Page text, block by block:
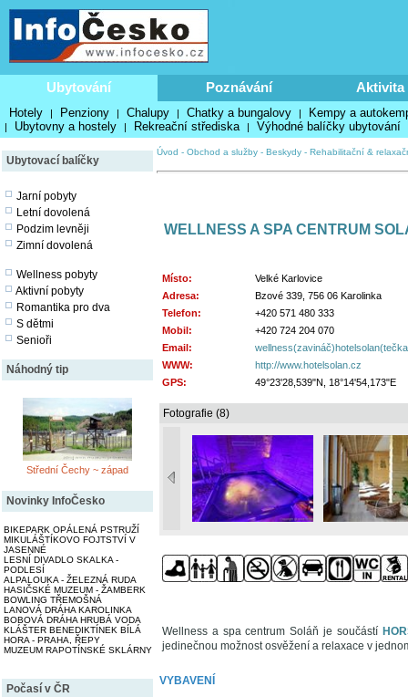
Ubytování Poznávání Aktivita
Hotely | Penziony | Chalupy | Chatky a bungalovy | Kempy a
| Ubytovny a hostely | Rekreační střediska | Výhodné balíčky ubytování
Ubytovací balíčky
Jarní pobyty
Letní dovolená
Podzim levněji
Zimní dovolená
Wellness pobyty
Aktivní pobyty
Romantika pro dva
S dětmi
Senioři
Náhodný tip
Střední Čechy ~ západ
Novinky InfoČesko
BIKEPARK OPÁLENÁ PSTRUŽÍ
MIKULÁŠTÍKOVO FOJTSTVÍ V
JASENNÉ
LESNÍ DIVADLO SKALKA -
PODLESÍ
ALPALOUKA - ŽELEZNÁ RUDA
HASIČSKÉ MUZEUM - ŽAMBERK
BOWLING TŘEMOŠNÁ
LANOVÁ DRÁHA KAROLINKA
BOBOVÁ DRÁHA HRUBÁ VODA
KLÁŠTER BENEDIKTÍNEK BÍLÁ
HORA - PRAHA, ŘEPY
MUZEUM RAPOTÍNSKÉ SKLÁRNY
Počasí v ČR
Úvod - Obchod a služby - Beskydy - Rehabilitační &
WELLNESS A SPA CENTRUM
Místo:
Velké Karlovice
Adresa:
Bzové 339, 756 06 Karolinka
Telefon:
+420 571 480 333
Mobil:
+420 724 204 070
Email:
WWW:
http://www.hotelsolan.cz
GPS:
49°23'28,539"N, 18°14'54,173"E
Fotografie (8)
Wellness a spa centrum Soláň je součástí
jedinečnou možnost osvěžení a relaxace v
VYBAVENÍ